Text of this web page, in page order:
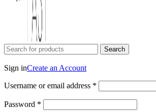
Search
Sign inCreate an Account
Username or email address *
Password *